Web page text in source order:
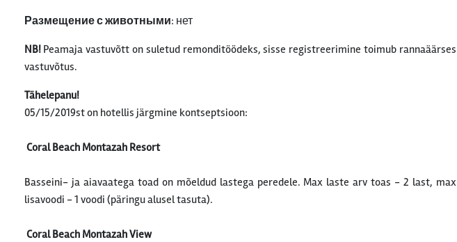
Размещение с животными: нет
NB! Peamaja vastuvõtt on suletud remonditöödeks, sisse registreerimine toimub rannaäärses
vastuvõtus.
Tähelepanu!
05/15/2019st on hotellis järgmine kontseptsioon:
Coral Beach Montazah Resort
Basseini- ja aiavaatega toad on mõeldud lastega peredele. Max laste arv toas - 2 last, max
lisavoodi - 1 voodi (päringu alusel tasuta).
Coral Beach Montazah View